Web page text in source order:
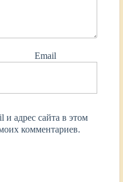
Email
и адрес сайта в этом
комментариев.